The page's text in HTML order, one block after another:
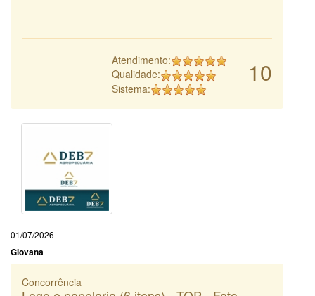
10
Atendimento:
Qualidade:
Sistema:
01/07/2026
Giovana
Concorrência